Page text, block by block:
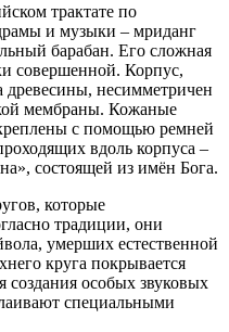
трактате по
и музыки – мриданг
барабан. Его сложная
совершенной. Корпус,
древесины, несимметричен
мембраны. Кожаные
с помощью ремней
вдоль корпуса –
состоящей из имён Бога.
которые
традиции, они
умерших естественной
круга покрывается
создания особых звуковых
специальными